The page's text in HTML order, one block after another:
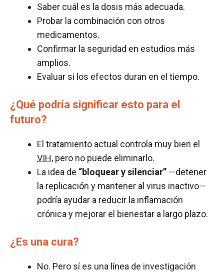
Saber cuál es la dosis más adecuada.
Probar la combinación con otros
medicamentos.
Confirmar la seguridad en estudios más
amplios.
Evaluar si los efectos duran en el tiempo.
¿Qué podría significar esto para el
futuro?
El tratamiento actual controla muy bien el
VIH, pero no puede eliminarlo.
La idea de “bloquear y silenciar” —detener
la replicación y mantener al virus inactivo—
podría ayudar a reducir la inflamación
crónica y mejorar el bienestar a largo plazo.
¿Es una cura?
No. Pero sí es una línea de investigación